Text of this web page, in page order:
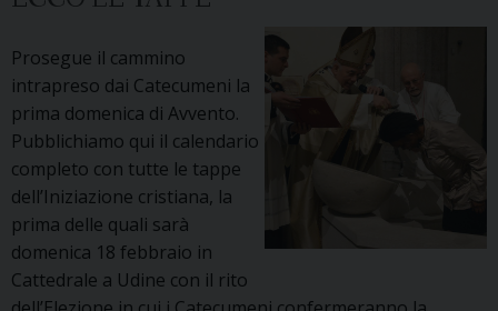
fede
in
età
adulta»
Prosegue il cammino
intrapreso dai Catecumeni la
prima domenica di Avvento.
Pubblichiamo qui il calendario
completo con tutte le tappe
dell’Iniziazione cristiana, la
prima delle quali sarà
domenica 18 febbraio in
Cattedrale a Udine con il rito